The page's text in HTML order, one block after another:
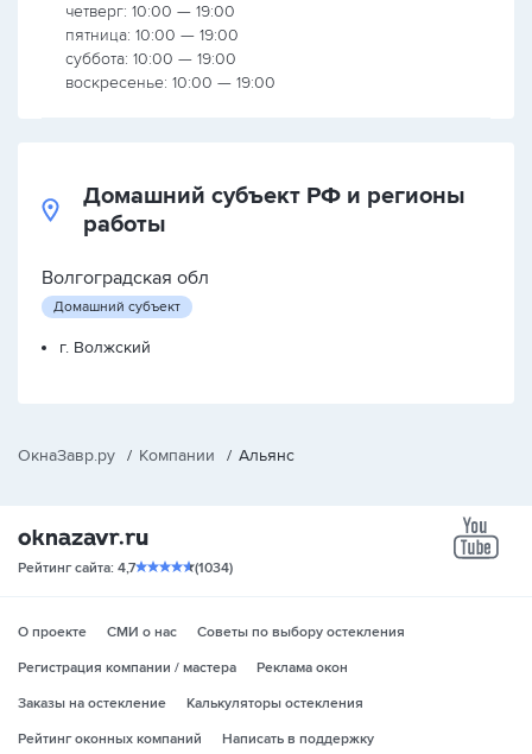
четверг: 10:00 — 19:00
пятница: 10:00 — 19:00
суббота: 10:00 — 19:00
воскресенье: 10:00 — 19:00
Домашний субъект РФ и регионы
работы
Волгоградская обл
Домашний субъект
г. Волжский
ОкнаЗавр.ру / Компании / Альянс
Рейтинг сайта: 4,7 (1034)
О проекте СМИ о нас
Советы по выбору остекления
Регистрация компании / мастера
Реклама окон
Заказы на остекление
Калькуляторы остекления
Рейтинг оконных компаний
Написать в поддержку